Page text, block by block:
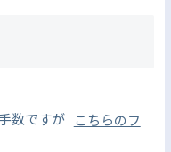
数ですが
こちらのフ